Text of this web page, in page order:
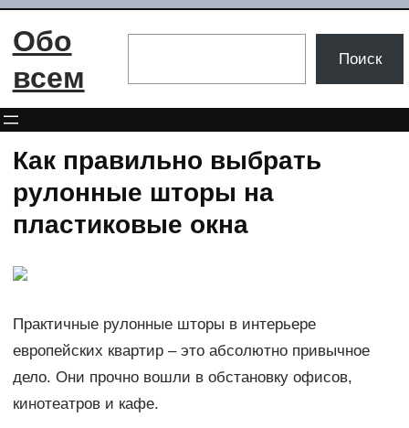
Перейти
Обо
всем
Поиск
Как правильно выбрать
рулонные шторы на
пластиковые окна
Практичные рулонные шторы в интерьере
европейских квартир – это абсолютно привычное
дело. Они прочно вошли в обстановку офисов,
кинотеатров и кафе.